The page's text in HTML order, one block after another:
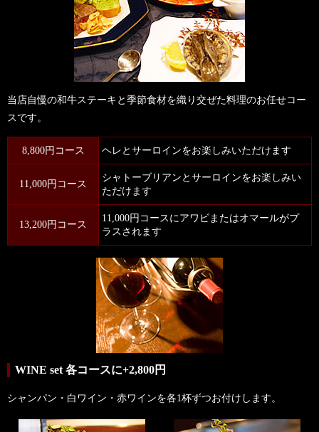
当店自慢の和牛ステーキと季節食材を織り交ぜた料理のお任せコー
スです。
8,800円コース ヘレとサーロインをお楽しみいただけます
11,000円コース
シャトーブリアンとサーロインをお楽しみい
ただけます
13,200円コース
11,000円コースにアワビまたはオマールがプ
ラスされます
WINE set 各コースに+2,800円
シャンパン・白ワイン・赤ワインを各1杯ずつお付けします。